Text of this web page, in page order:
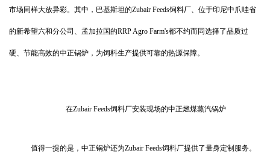
市场同样大放异彩。其中，巴基斯坦的Zubair Feeds饲料厂、位于印尼中爪哇省
的新希望六和分公司、孟加拉国的RRP Agro Farm's都不约而同选择了品质过
硬、节能高效的中正锅炉，为饲料生产提供可靠的热源保障。
在Zubair Feeds饲料厂安装现场的中正燃煤蒸汽锅炉
值得一提的是，中正锅炉还为Zubair Feeds饲料厂提供了量身定制服务。